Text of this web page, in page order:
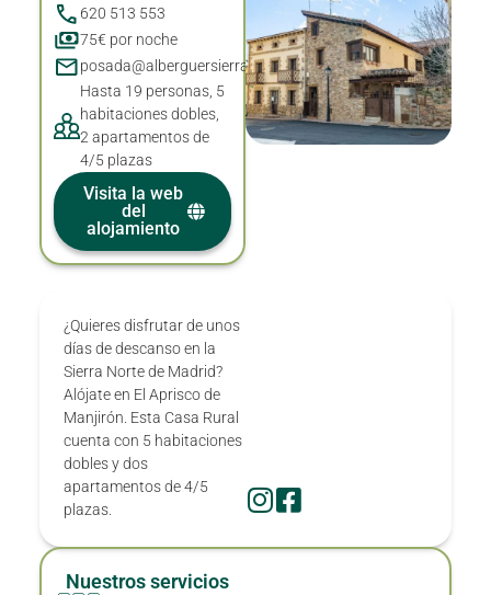
620 513 553
75€ por noche
posada@alberguersierranorte.es
Hasta 19 personas, 5
habitaciones dobles,
2 apartamentos de
4/5 plazas
Visita la web
del
alojamiento
¿Quieres disfrutar de unos
días de descanso en la
Sierra Norte de Madrid?
Alójate en El Aprisco de
Manjirón. Esta Casa Rural
cuenta con 5 habitaciones
dobles y dos
apartamentos de 4/5
plazas.
Nuestros servicios